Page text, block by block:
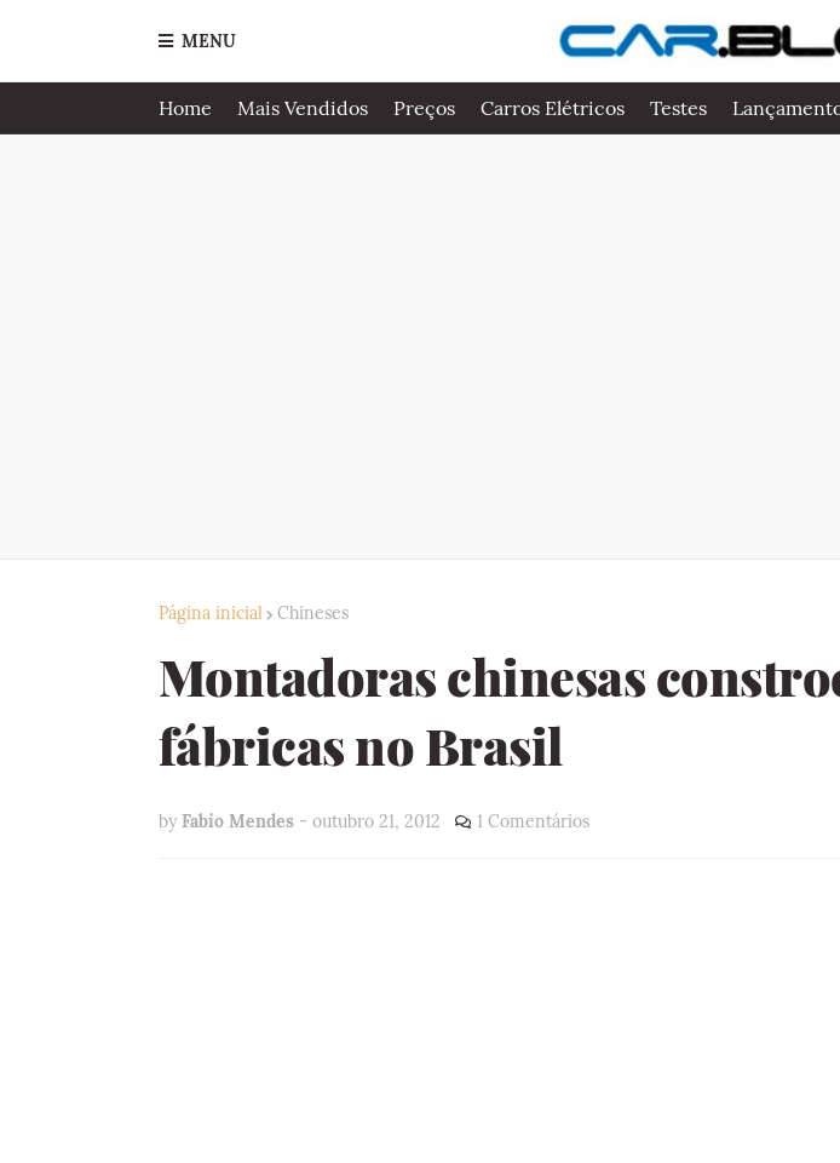
MENU
Home Mais Vendidos Preços Carros Elétricos Testes
Página inicial Chineses
Montadoras chinesas
fábricas no Brasil
by Fabio Mendes - outubro 21, 2012 1 Comentários